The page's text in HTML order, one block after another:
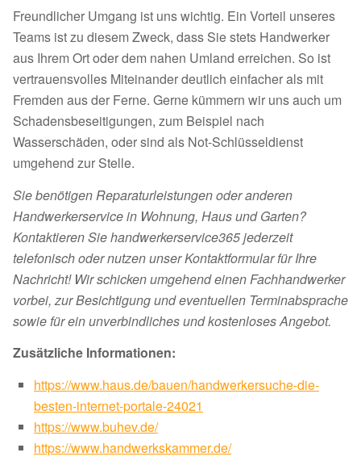
Freundlicher Umgang ist uns wichtig. Ein Vorteil unseres
Teams ist zu diesem Zweck, dass Sie stets Handwerker
aus Ihrem Ort oder dem nahen Umland erreichen. So ist
vertrauensvolles Miteinander deutlich einfacher als mit
Fremden aus der Ferne. Gerne kümmern wir uns auch um
Schadensbeseitigungen, zum Beispiel nach
Wasserschäden, oder sind als Not-Schlüsseldienst
umgehend zur Stelle.
Sie benötigen Reparaturleistungen oder anderen
Handwerkerservice in Wohnung, Haus und Garten?
Kontaktieren Sie handwerkerservice365 jederzeit
telefonisch oder nutzen unser Kontaktformular für Ihre
Nachricht! Wir schicken umgehend einen Fachhandwerker
vorbei, zur Besichtigung und eventuellen Terminabsprache
sowie für ein unverbindliches und kostenloses Angebot.
Zusätzliche Informationen:
https://www.haus.de/bauen/handwerkersuche-die-
besten-internet-portale-24021
https://www.buhev.de/
https://www.handwerkskammer.de/